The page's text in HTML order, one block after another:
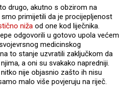
drugo, akutno s obzirom na
primijetili da je procijepljenost
niža od one kod liječnika.
odgovorili u gotovo upola većem
medicinskog
to stanje uzvratili zaključkom da
a oni su svakako napredniji.
nije objasnio zašto ih nisu
malo više povjeruju na riječ.